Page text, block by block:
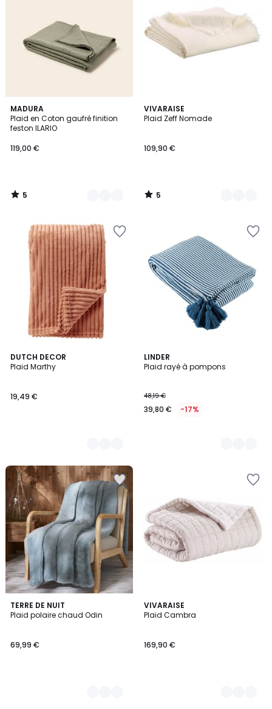
MADURA
Plaid en Coton gaufré finition
feston ILARIO
119,00 €
5
/
5
5
Couleurs
5
/
VIVARAISE
Plaid Zeff Nomade
109,90 €
5
/
7
Couleurs
5
/
DUTCH DECOR
Plaid Marthy
19,49 €
5
Couleurs
LINDER
Plaid rayé à pompons
48,19 €
39,80 € -17%
4
Couleurs
TERRE DE NUIT
Plaid polaire chaud Odin
69,99 €
4
Couleurs
VIVARAISE
Plaid Cambra
169,90 €
3
Couleurs